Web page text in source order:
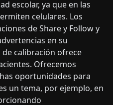
escolar, ya que en las
celulares. Los
de Share y Follow y
en su
calibración ofrece
Ofrecemos
oportunidades para
un tema, por ejemplo, en